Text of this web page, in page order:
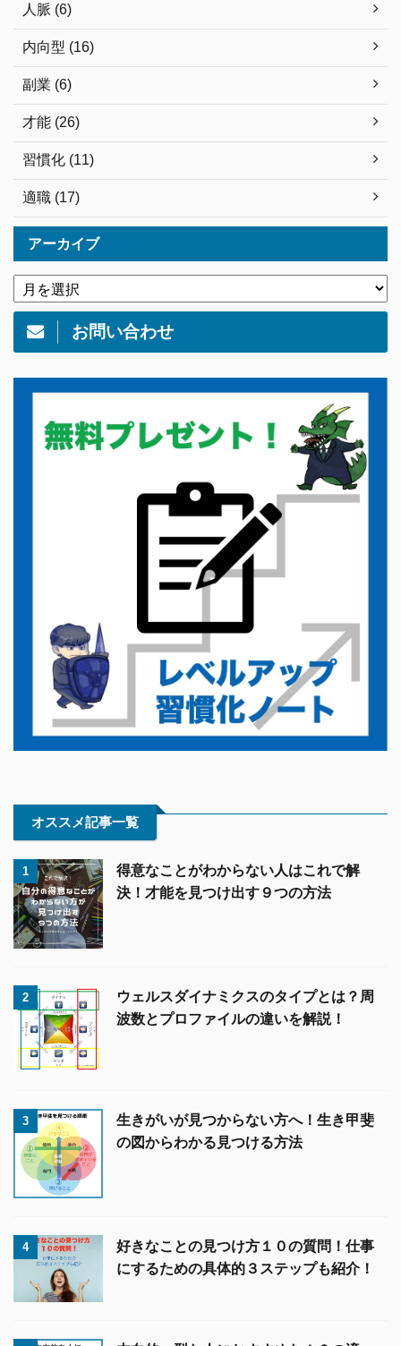
人脈 (6)
内向型 (16)
副業 (6)
才能 (26)
習慣化 (11)
適職 (17)
アーカイブ
お問い合わせ
オススメ記事一覧
1
得意なことがわからない人はこれで解
決！才能を見つけ出す９つの方法
2
ウェルスダイナミクスのタイプとは？周
波数とプロファイルの違いを解説！
3
生きがいが見つからない方へ！生き甲斐
の図からわかる見つける方法
4
好きなことの見つけ方１０の質問！仕事
にするための具体的３ステップも紹介！